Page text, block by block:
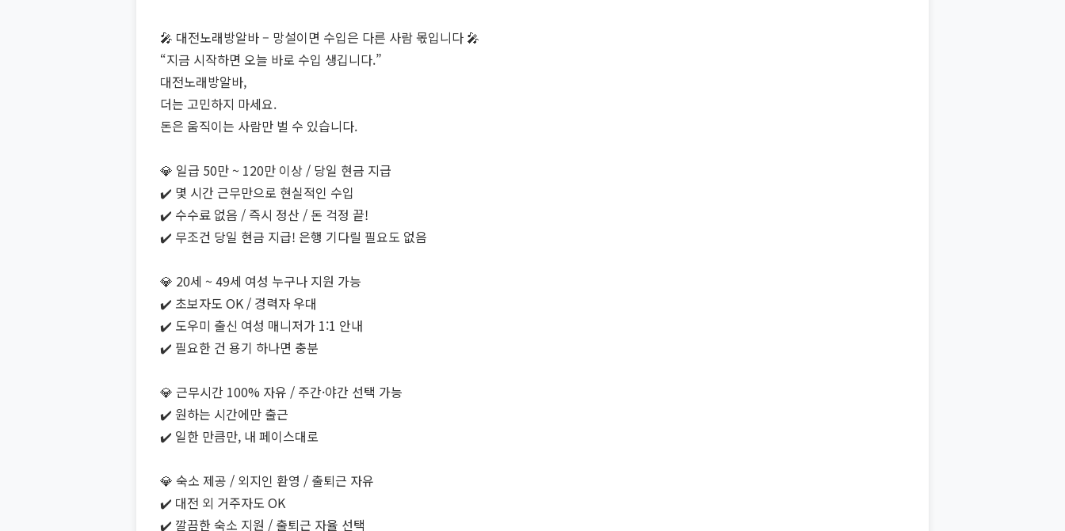
🎤 대전노래방알바 – 망설이면 수입은 다른 사람 몫입니다 🎤
“지금 시작하면 오늘 바로 수입 생깁니다.”
대전노래방알바,
더는 고민하지 마세요.
돈은 움직이는 사람만 벌 수 있습니다.
💎 일급 50만 ~ 120만 이상 / 당일 현금 지급
✔️ 몇 시간 근무만으로 현실적인 수입
✔️ 수수료 없음 / 즉시 정산 / 돈 걱정 끝!
✔️ 무조건 당일 현금 지급! 은행 기다릴 필요도 없음
💎 20세 ~ 49세 여성 누구나 지원 가능
✔️ 초보자도 OK / 경력자 우대
✔️ 도우미 출신 여성 매니저가 1:1 안내
✔️ 필요한 건 용기 하나면 충분
💎 근무시간 100% 자유 / 주간·야간 선택 가능
✔️ 원하는 시간에만 출근
✔️ 일한 만큼만, 내 페이스대로
💎 숙소 제공 / 외지인 환영 / 출퇴근 자유
✔️ 대전 외 거주자도 OK
✔️ 깔끔한 숙소 지원 / 출퇴근 자율 선택